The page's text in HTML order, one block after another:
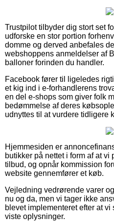
Trustpilot tilbyder dig stort set
udforske en stor portion
domme og derved anbefales
webshoppens anmeldelser af
balloner forinden du handler.
Facebook fører til ligeledes
et kig ind i e-forhandlerens
en del e-shops som giver folk
bedømmelse af deres
udnyttes til at vurdere tidligere
Hjemmesiden er
butikker på nettet i form af at
tilbud, og opnår kommission
website gennemfører et køb.
Vejledning vedrørende varer
nu og da, men vi tager ikke
blevet implementeret efter at
viste oplysninger.